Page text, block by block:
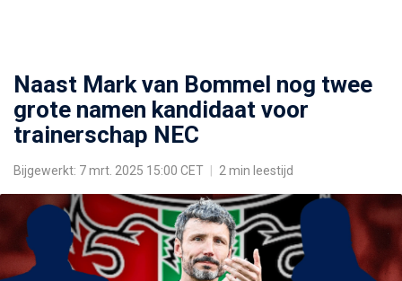
Naast Mark van Bommel nog twee
grote namen kandidaat voor
trainerschap NEC
Bijgewerkt: 7 mrt. 2025 15:00 CET 2 min leestijd